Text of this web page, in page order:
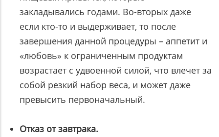
закладывались годами. Во-вторых даже
если кто-то и выдерживает, то после
завершения данной процедуры – аппетит и
«любовь» к ограниченным продуктам
возрастает с удвоенной силой, что влечет за
собой резкий набор веса, и может даже
превысить первоначальный.
Отказ от завтрака.